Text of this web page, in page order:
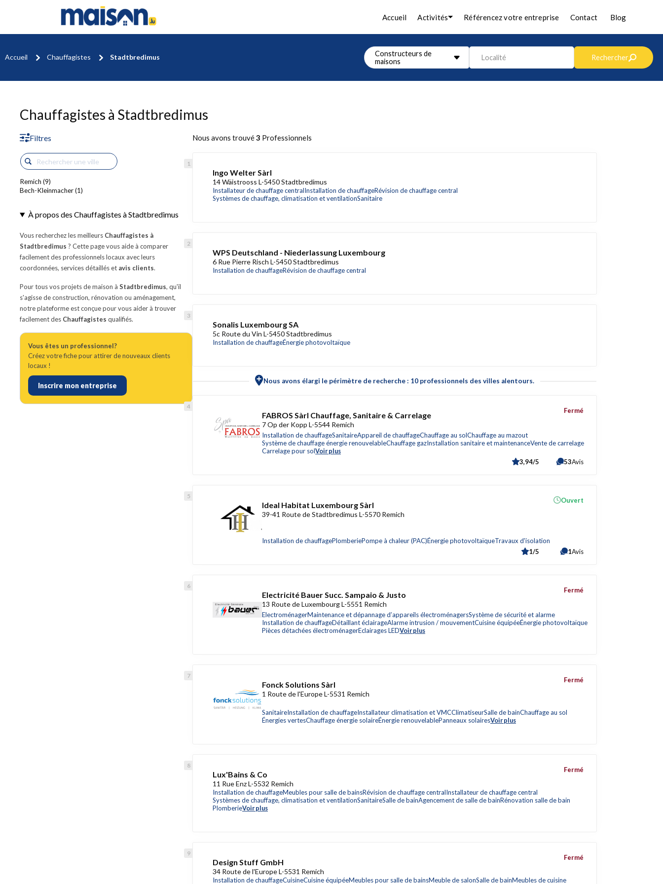
Accueil Activités Référencez votre entreprise Contact Blog
Accueil Chauffagistes Stadtbredimus
Constructeurs de
maisons
Localité Rechercher
Chauffagistes à Stadtbredimus
Filtres
Remich (9)
Bech-Kleinmacher (1)
À propos des Chauffagistes à Stadtbredimus
Vous recherchez les meilleurs Chauffagistes à
Stadtbredimus ? Cette page vous aide à comparer
facilement des professionnels locaux avec leurs
coordonnées, services détaillés et avis clients.
Pour tous vos projets de maison à Stadtbredimus, qu'il
s'agisse de construction, rénovation ou aménagement,
notre plateforme est conçue pour vous aider à trouver
facilement des Chauffagistes qualifiés.
Vous êtes un professionnel?
Créez votre fiche pour attirer de nouveaux clients
locaux !
Inscrire mon entreprise
Nous avons trouvé3 Professionnels
Ingo Welter Sàrl
14 Wäistrooss L-5450 Stadtbredimus
Installateur de chauffage centralInstallation de chauffageRévision de chauffage central
Systèmes de chauffage, climatisation et ventilationSanitaire
WPS Deutschland - Niederlassung Luxembourg
6 Rue Pierre Risch L-5450 Stadtbredimus
Installation de chauffageRévision de chauffage central
Sonalis Luxembourg SA
5c Route du Vin L-5450 Stadtbredimus
Installation de chauffageÉnergie photovoltaïque
Nous avons élargi le périmètre de recherche : 10 professionnels des villes alentours.
FABROS Sàrl Chauffage, Sanitaire & Carrelage
7 Op der Kopp L-5544 Remich
Installation de chauffageSanitaireAppareil de chauffageChauffage au solChauffage au mazout
Système de chauffage énergie renouvelableChauffage gazInstallation sanitaire et maintenanceVente de carrelage
Carrelage pour solVoir plus
Fermé
3,94/5 53Avis
Ideal Habitat Luxembourg Sàrl
39-41 Route de Stadtbredimus L-5570 Remich
Installation de chauffagePlomberiePompe à chaleur (PAC)Énergie photovoltaïqueTravaux d'isolation
Ouvert
1/5 1Avis
Electricité Bauer Succ. Sampaio & Justo
13 Route de Luxembourg L-5551 Remich
ElectroménagerMaintenance et dépannage d’appareils électroménagersSystème de sécurité et alarme
Installation de chauffageDétaillant éclairageAlarme intrusion / mouvementCuisine équipéeÉnergie photovoltaïque
Pièces détachées électroménagerEclairages LEDVoir plus
Fermé
Fonck Solutions Sàrl
1 Route de l'Europe L-5531 Remich
SanitaireInstallation de chauffageInstallateur climatisation et VMCClimatiseurSalle de bainChauffage au sol
Énergies vertesChauffage énergie solaireÉnergie renouvelablePanneaux solairesVoir plus
Fermé
Lux'Bains & Co
11 Rue Enz L-5532 Remich
Installation de chauffageMeubles pour salle de bainsRévision de chauffage centralInstallateur de chauffage central
Systèmes de chauffage, climatisation et ventilationSanitaireSalle de bainAgencement de salle de bainRénovation salle de bain
PlomberieVoir plus
Fermé
Design Stuff GmbH
34 Route de l'Europe L-5531 Remich
Installation de chauffageCuisineCuisine équipéeMeubles pour salle de bainsMeuble de salonSalle de bainMeubles de cuisine
Fermé